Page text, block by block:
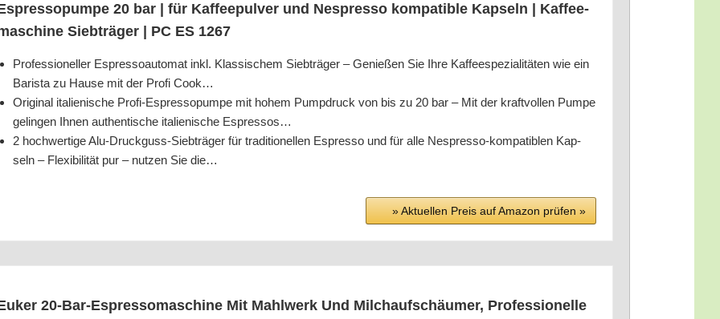
20 bar | für Kaf­fee­pul­ver und Nes­pres­so kom­pa­ti­ble Kap­seln | Kaf­fee­
Sieb­trä­ger | PC ES 1267
Pro­fes­sio­nel­ler Espres­so­au­to­mat inkl. Klas­si­schem Sieb­trä­ger – Genie­ßen Sie Ihre Kaf­fee­spe­zia­li­tä­ten wie ein
Baris­ta zu Hau­se mit der Pro­fi Cook…
Ori­gi­nal ita­lie­ni­sche Pro­fi-Espres­so­pum­pe mit hohem Pump­druck von bis zu 20 bar – Mit der kraft­vol­len Pum­pe
gelin­gen Ihnen authen­ti­sche ita­lie­ni­sche Espressos…
2 hoch­wer­ti­ge Alu-Druck­guss-Sieb­trä­ger für tra­di­tio­nel­len Espres­so und für alle Nes­pres­so-kom­pa­ti­blen Kap­
seln – Fle­xi­bi­li­tät pur – nut­zen Sie die…
» Aktu­el­len Preis auf Ama­zon prü­fen »
20-Bar-Espres­so­ma­schi­ne Mit Mahl­werk Und Milch­auf­schäu­mer, Pro­fes­sio­nel­le